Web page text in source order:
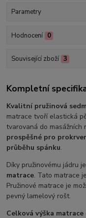
Parametry
Hodnocení 0
Související zboží 3
Kompletní
Kvalitní pružinová
matrace tvoří elastická
tvarovaná do masážních
prospěšné pro
průběhu spánku.
Díky pružinovému jádru je
matrace. Tato matrace
Pružinové matrace je
pevný lamelový rošt.
Celková výška matrace